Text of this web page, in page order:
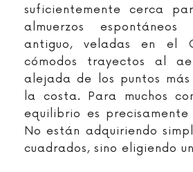
suficientemente cerca
almuerzos
antiguo, veladas en el
cómodos trayectos al
alejada de los puntos más
la costa. Para muchos
equilibrio es precisamente
No están adquiriendo
cuadrados, sino eligiendo